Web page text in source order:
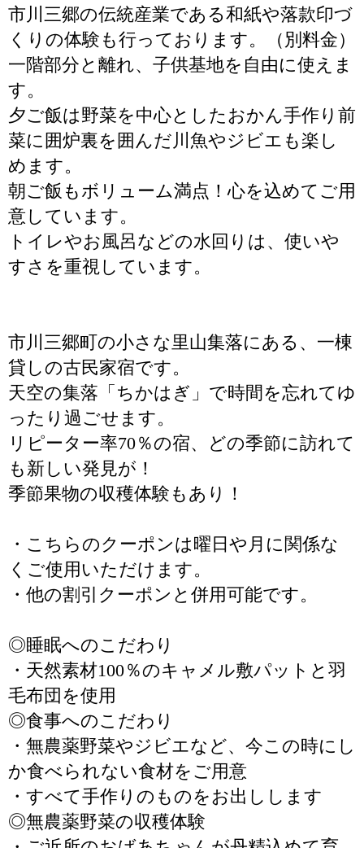
市川三郷の伝統産業である和紙や落款印づ
くりの体験も行っております。（別料金）
一階部分と離れ、子供基地を自由に使えま
す。
夕ご飯は野菜を中心としたおかん手作り前
菜に囲炉裏を囲んだ川魚やジビエも楽し
めます。
朝ご飯もボリューム満点！心を込めてご用
意しています。
トイレやお風呂などの水回りは、使いや
すさを重視しています。
市川三郷町の小さな里山集落にある、一棟
貸しの古民家宿です。
天空の集落「ちかはぎ」で時間を忘れてゆ
ったり過ごせます。
リピーター率70％の宿、どの季節に訪れて
も新しい発見が！
季節果物の収穫体験もあり！
・こちらのクーポンは曜日や月に関係な
くご使用いただけます。
・他の割引クーポンと併用可能です。
◎睡眠へのこだわり
・天然素材100％のキャメル敷パットと羽
毛布団を使用
◎食事へのこだわり
・無農薬野菜やジビエなど、今この時にし
か食べられない食材をご用意
・すべて手作りのものをお出しします
◎無農薬野菜の収穫体験